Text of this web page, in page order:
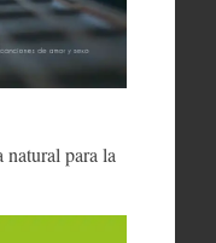
para la